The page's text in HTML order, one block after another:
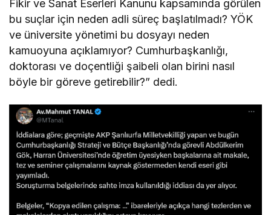
Fikir ve Sanat Eserleri Kanunu kapsamında görülen
bu suçlar için neden adli süreç başlatılmadı? YÖK
ve üniversite yönetimi bu dosyayı neden
kamuoyuna açıklamıyor? Cumhurbaşkanlığı,
doktorası ve doçentliği şaibeli olan birini nasıl
böyle bir göreve getirebilir?” dedi.